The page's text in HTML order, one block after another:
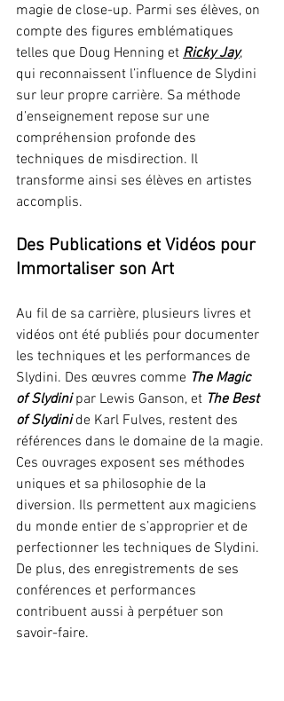
magie de close-up. Parmi ses élèves, on
compte des figures emblématiques
telles que Doug Henning et Ricky Jay,
qui reconnaissent l’influence de Slydini
sur leur propre carrière. Sa méthode
d’enseignement repose sur une
compréhension profonde des
techniques de misdirection. Il
transforme ainsi ses élèves en artistes
accomplis.
Des Publications et Vidéos pour
Immortaliser son Art
Au fil de sa carrière, plusieurs livres et
vidéos ont été publiés pour documenter
les techniques et les performances de
Slydini. Des œuvres comme The Magic
of Slydini par Lewis Ganson, et The Best
of Slydini de Karl Fulves, restent des
références dans le domaine de la magie.
Ces ouvrages exposent ses méthodes
uniques et sa philosophie de la
diversion. Ils permettent aux magiciens
du monde entier de s’approprier et de
perfectionner les techniques de Slydini.
De plus, des enregistrements de ses
conférences et performances
contribuent aussi à perpétuer son
savoir-faire.